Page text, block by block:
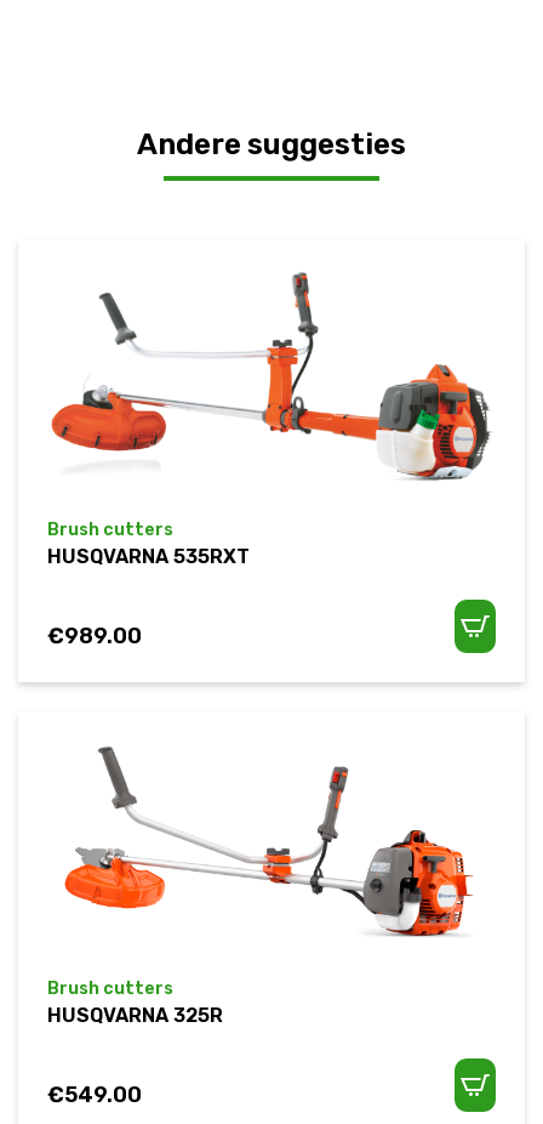
Andere suggesties
Brush cutters
HUSQVARNA 535RXT
€989.00
Brush cutters
HUSQVARNA 325R
€549.00